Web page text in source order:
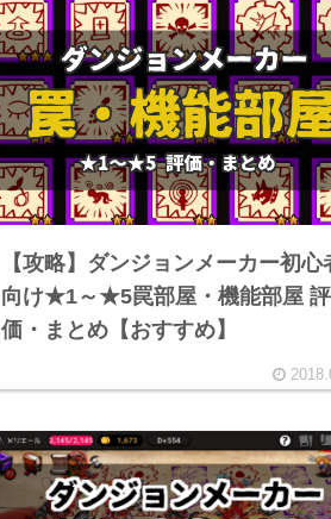
【攻略】ダンジョンメーカー初心
向け★1～★5罠部屋・機能部屋 評
価・まとめ【おすすめ】